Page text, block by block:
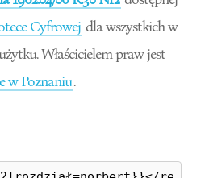
Cyfrowej dla wszystkich w
Właścicielem praw jest
w Poznaniu.